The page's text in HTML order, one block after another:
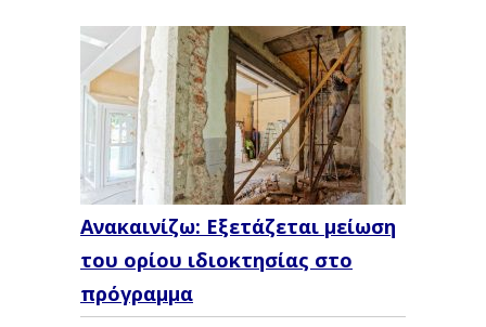
Ανακαινίζω: Εξετάζεται μείωση
του ορίου ιδιοκτησίας στο
πρόγραμμα